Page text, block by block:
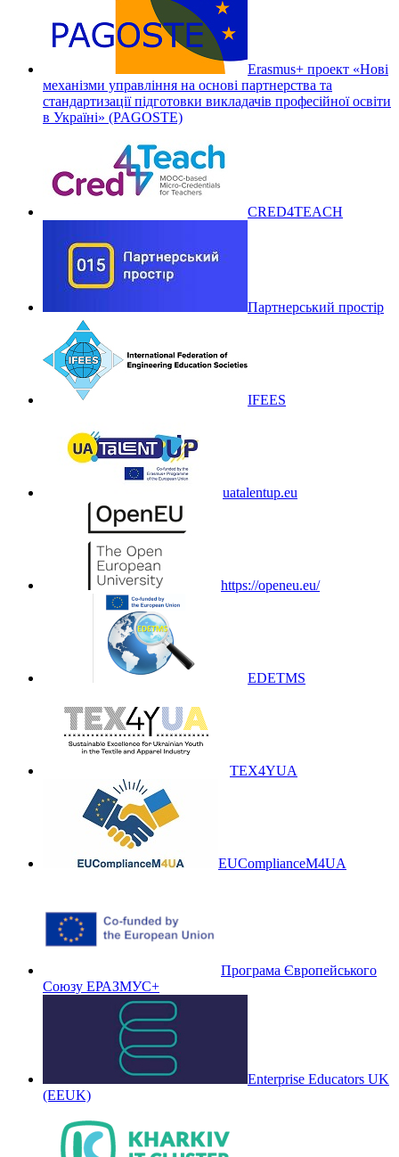
Erasmus+ проект «Нові
механізми управління на основі партнерства та
стандартизації підготовки викладачів професійної освіти
в Україні» (PAGOSTE)
CRED4TEACH
Партнерський простір
IFEES
uatalentup.eu
https://openeu.eu/
EDETMS
TEX4YUA
EUComplianceM4UA
Програма Європейського
Союзу ЕРАЗМУС+
Enterprise Educators UK
(EEUK)